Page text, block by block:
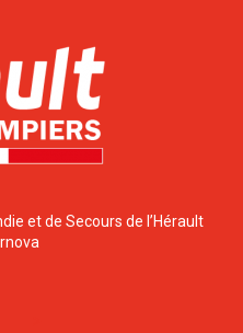
et de Secours de l’Hérault